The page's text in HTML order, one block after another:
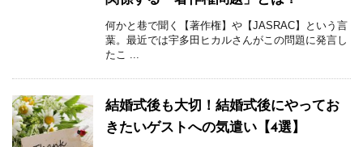
何かと巷で聞く【著作権】や【JASRAC】という言
葉。最近では宇多田ヒカルさんがこの問題に発言し
たこ ...
結婚式後も大切！結婚式後にやってお
きたいゲストへの気遣い【4選】